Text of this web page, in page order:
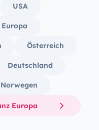
USA
Europa
Österreich
Deutschland
Norwegen
Europa